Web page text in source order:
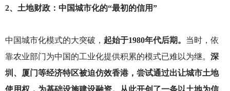
2、土地财政：中国城市化的“最初的信用”
中国城市化模式的大突破， 起始于1980年代后期。 当时，依
靠农业部门为中国的工业化提供积累的模式已难以为继。 深
圳、厦门等经济特区被迫仿效香港，尝试通过出让城市土地
使用权，为基础设施建设融资。从此开创了一条以土地为信